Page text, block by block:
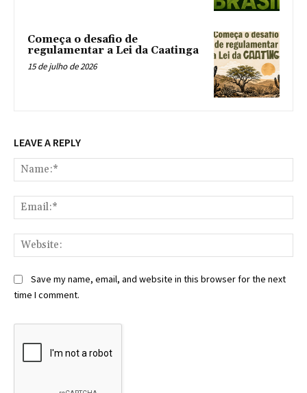
Começa o desafio de
regulamentar a Lei da Caatinga
15 de julho de 2026
LEAVE A REPLY
Save my name, email, and website in this browser for the next
time I comment.